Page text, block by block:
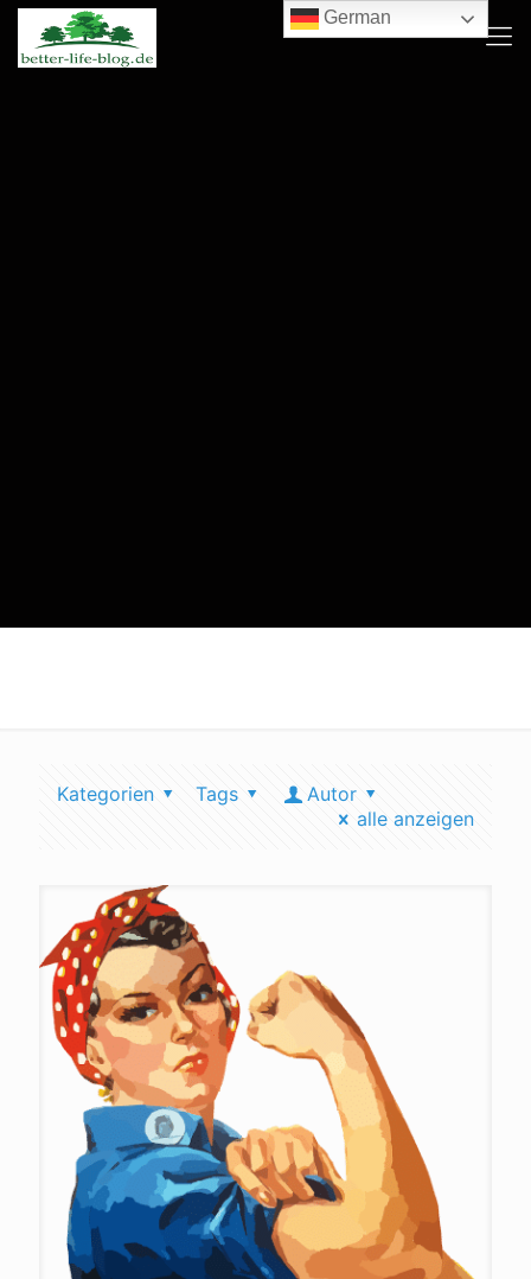
Kategorien Tags
Autor
alle anzeigen
German